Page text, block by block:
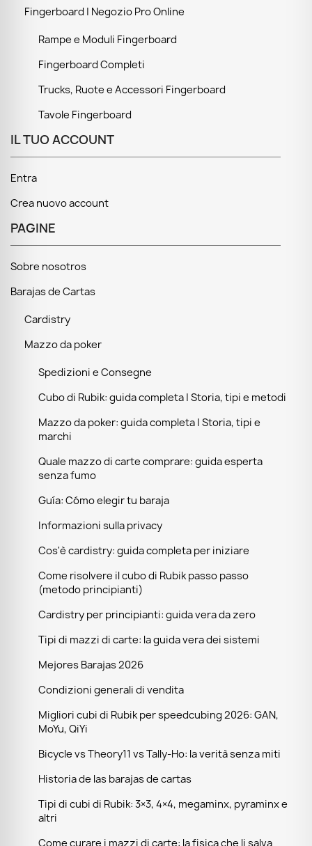
Fingerboard | Negozio Pro Online
Rampe e Moduli Fingerboard
Fingerboard Completi
Trucks, Ruote e Accessori Fingerboard
Tavole Fingerboard
IL TUO ACCOUNT
Entra
Crea nuovo account
PAGINE
Sobre nosotros
Barajas de Cartas
Cardistry
Mazzo da poker
Spedizioni e Consegne
Cubo di Rubik: guida completa | Storia, tipi e metodi
Mazzo da poker: guida completa | Storia, tipi e
marchi
Quale mazzo di carte comprare: guida esperta
senza fumo
Guía: Cómo elegir tu baraja
Informazioni sulla privacy
Cos'è cardistry: guida completa per iniziare
Come risolvere il cubo di Rubik passo passo
(metodo principianti)
Cardistry per principianti: guida vera da zero
Tipi di mazzi di carte: la guida vera dei sistemi
Mejores Barajas 2026
Condizioni generali di vendita
Migliori cubi di Rubik per speedcubing 2026: GAN,
MoYu, QiYi
Bicycle vs Theory11 vs Tally-Ho: la verità senza miti
Historia de las barajas de cartas
Tipi di cubi di Rubik: 3×3, 4×4, megaminx, pyraminx e
altri
Come curare i mazzi di carte: la fisica che li salva